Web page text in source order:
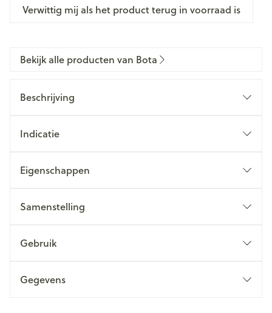
Verwittig mij als het product terug in voorraad is
Bekijk alle producten van Bota
Beschrijving
Indicatie
Eigenschappen
Samenstelling
Gebruik
Gegevens